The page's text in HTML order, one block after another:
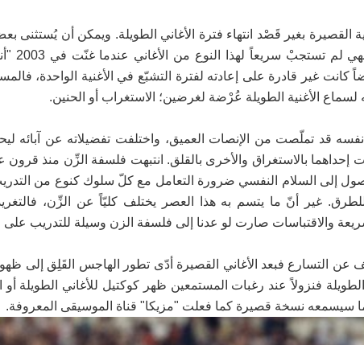
القصيرة بغير قَصْد انتهاء فترة الأغاني الطويلة. ‏ويمكن أن يُستثنى
منهم ميادة
كانت غير قادرة على إعادته لفترة التشبّع في الأغنية الواحدة،
الأغنية الطويلة عُرْضة لغرضين؛ الاستغراب أو الحنين.
قد تملّصت من الإنصات العميق، واختلفت تفضيلاته عن آبائه
إحداهما بالاستغراق والأخرى بالقلق. انتبهت فلسفة الزِّن منذ قرون
إلى السلام النفسي ضرورة التعامل مع كلّ سلوك كنوع من
غير أنّ ما يتسم به هذا العصر يختلف كليّاً عن الزِّن،
والاقتباسات صارت لو عدنا إلى فلسفة الزن وسيلة للتدريب على
عن التسارع فبعد الأغاني القصيرة أدّى تطور الهاجس القَلِق إلى
فنزولاً عند رغبات المستمعين ظهر كوكتيل للأغاني الطويلة
سيسمعه نسخة قصيرة كما فعلت "مزيكا" قناة الموسيقى المعروفة.